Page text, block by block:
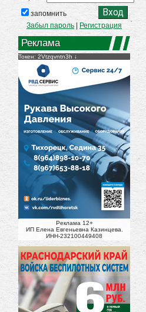
запомнить
Забыл пароль
Регистрация
Реклама
Токен: 2Vtzqvntn3h
Реклама 12+
ИП Елена Евгеньевна Казинцева.
ИНН-232100449408